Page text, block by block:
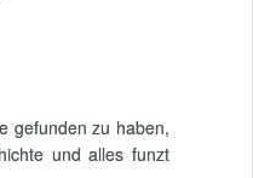
gefunden zu haben,
und alles funzt